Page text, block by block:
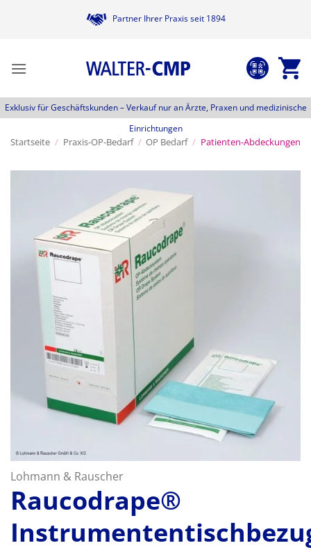
Partner Ihrer Praxis seit 1894
Exklusiv für Geschäftskunden –Verkauf nur an Ärzte, Praxen und medizinische
Einrichtungen
Startseite / Praxis-OP-Bedarf / OP Bedarf / Patienten-Abdeckungen
Lohmann & Rauscher
Raucodrape®